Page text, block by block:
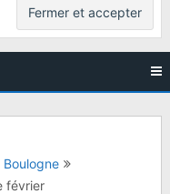
février